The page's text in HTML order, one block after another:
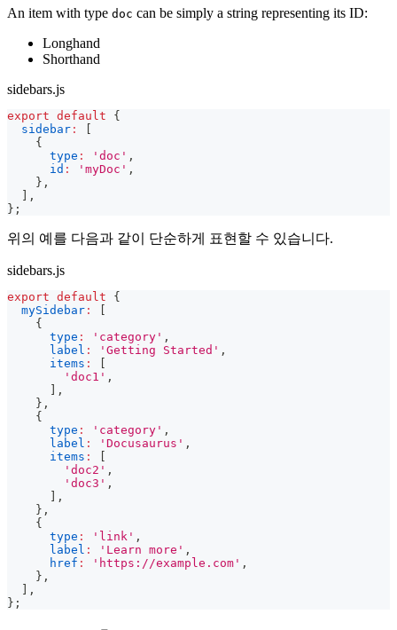
An item with type doc can be simply a string representing its ID:
Longhand
Shorthand
sidebars.js
export default
{
sidebar :
{
type : 'doc' ,
id : 'myDoc' ,
} ,
,
} ;
위의 예를 다음과 같이 단순하게 표현할 수 있습니다.
sidebars.js
export default
{
mySidebar :
{
type : 'category' ,
label : 'Getting Started' ,
items :
'doc1' ,
,
} ,
{
type : 'category' ,
label : 'Docusaurus' ,
items :
'doc2' ,
'doc3' ,
,
} ,
{
type : 'link' ,
label : 'Learn more' ,
href : 'https://example.com' ,
} ,
,
} ;